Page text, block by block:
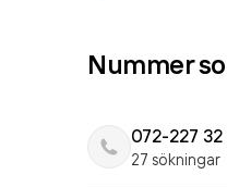
Nummer
072-227
27 sökningar